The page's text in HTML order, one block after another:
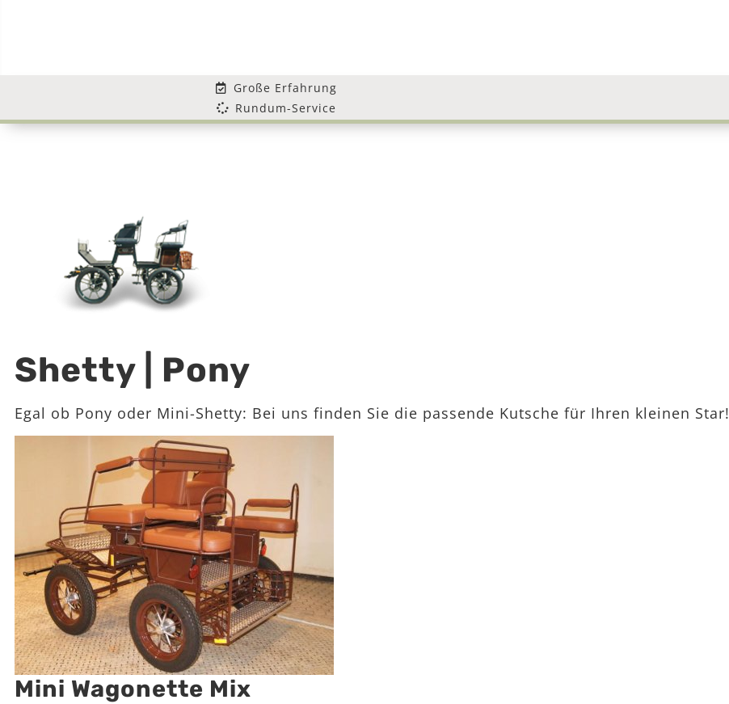
Große Erfahrung
Rundum-Service
Shetty | Pony
Egal ob Pony oder Mini-Shetty: Bei uns finden Sie die passende Kutsche für Ihren kleinen Star!
Mini Wagonette Mix